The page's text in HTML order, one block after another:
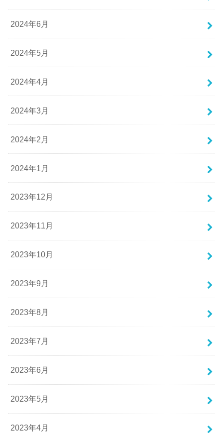
2024年6月
2024年5月
2024年4月
2024年3月
2024年2月
2024年1月
2023年12月
2023年11月
2023年10月
2023年9月
2023年8月
2023年7月
2023年6月
2023年5月
2023年4月